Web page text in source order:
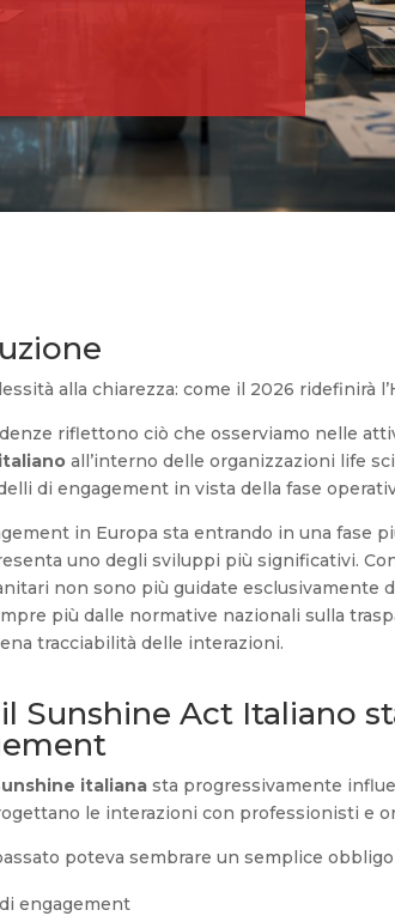
alla chiarezza: come il 2026 ridefinirà
riflettono ciò che osserviamo nelle
all’interno delle organizzazioni life
di engagement in vista della fase
in Europa sta entrando in una fase
uno degli sviluppi più significativi.
non sono più guidate esclusivamente
più dalle normative nazionali sulla
tracciabilità delle interazioni.
Sunshine Act Italiano
italianasta progressivamente
le interazioni con professionisti e
poteva sembrare un semplice
engagement